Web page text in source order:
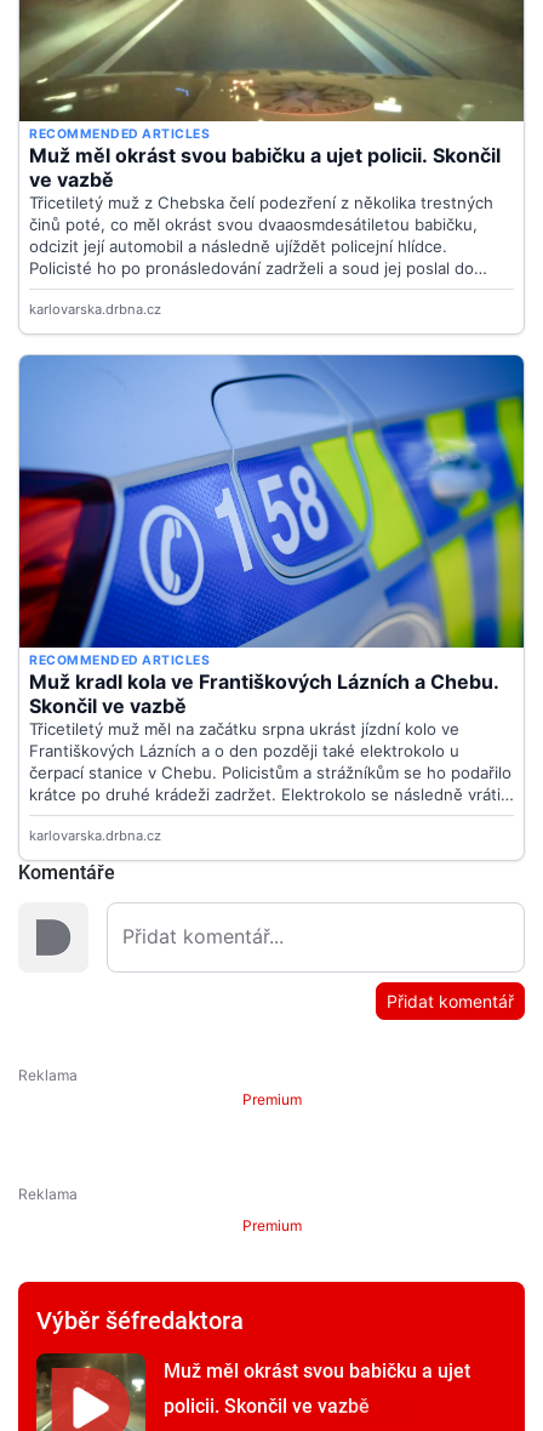
Komentáře
Přidat komentář
Premium
Premium
Výběr šéfredaktora
Muž měl okrást svou babičku a ujet
policii. Skončil ve vazbě